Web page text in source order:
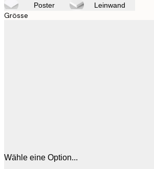
Poster Leinwand
Grösse
Wähle eine Option...